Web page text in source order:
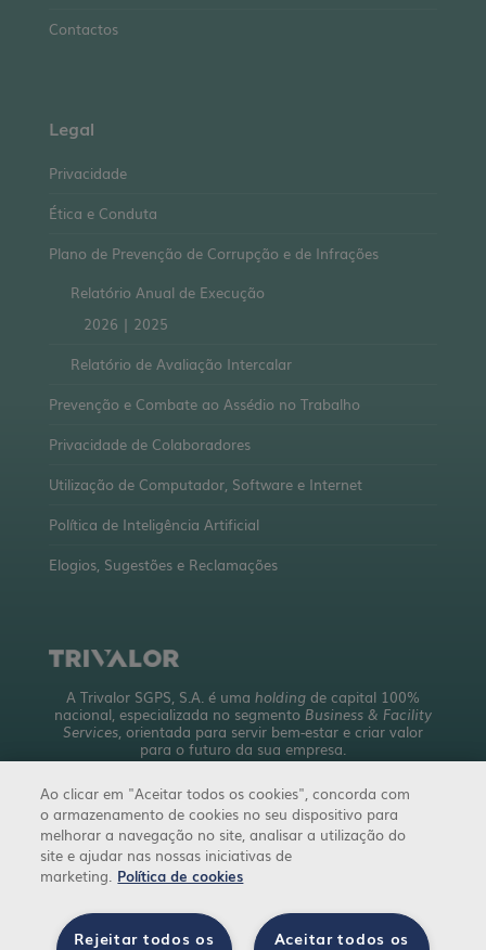
Contactos
Legal
Privacidade
Ética e Conduta
Plano de Prevenção de Corrupção e de Infrações
Relatório Anual de Execução
2026 | 2025
Relatório de Avaliação Intercalar
Prevenção e Combate ao Assédio no Trabalho
Privacidade de Colaboradores
Utilização de Computador, Software e Internet
Política de Inteligência Artificial
Elogios, Sugestões e Reclamações
A Trivalor SGPS, S.A. é uma holdingde capital 100%
nacional, especializada no segmento Business & Facility
Services, orientada para servir bem-estar e criar valor
para o futuro da sua empresa.
10 empresas a operar em 4 áreas de negócio.
trivalor.pt
Ao clicar em "Aceitar todos os cookies", concorda com
o armazenamento de cookies no seu dispositivo para
melhorar a navegação no site, analisar a utilização do
site e ajudar nas nossas iniciativas de
marketing. Política de cookies
Aceitar todos os
Rejeitar todos os